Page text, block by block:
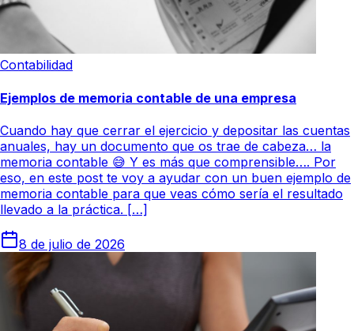
Contabilidad
Ejemplos de memoria contable de una empresa
Cuando hay que cerrar el ejercicio y depositar las cuentas
anuales, hay un documento que os trae de cabeza… la
memoria contable 😅 Y es más que comprensible…. Por
eso, en este post te voy a ayudar con un buen ejemplo de
memoria contable para que veas cómo sería el resultado
llevado a la práctica. […]
8 de julio de 2026